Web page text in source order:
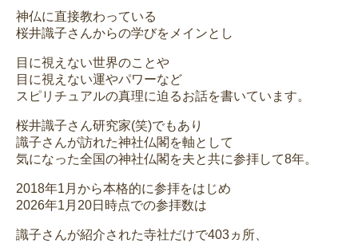
神仏に直接教わっている
桜井識子さんからの学びをメインとし
目に視えない世界のことや
目に視えない運やパワーなど
スピリチュアルの真理に迫るお話を書いています。
桜井識子さん研究家(笑)でもあり
識子さんが訪れた神社仏閣を軸として
気になった全国の神社仏閣を夫と共に参拝して8年。
2018年1月から本格的に参拝をはじめ
2026年1月20日時点での参拝数は
識子さんが紹介された寺社だけで403ヵ所、